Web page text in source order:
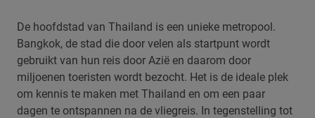
De hoofdstad van Thailand is een unieke metropool.
Bangkok, de stad die door velen als startpunt wordt
gebruikt van hun reis door Azië en daarom door
miljoenen toeristen wordt bezocht. Het is de ideale plek
om kennis te maken met Thailand en om een paar
dagen te ontspannen na de vliegreis. In tegenstelling tot